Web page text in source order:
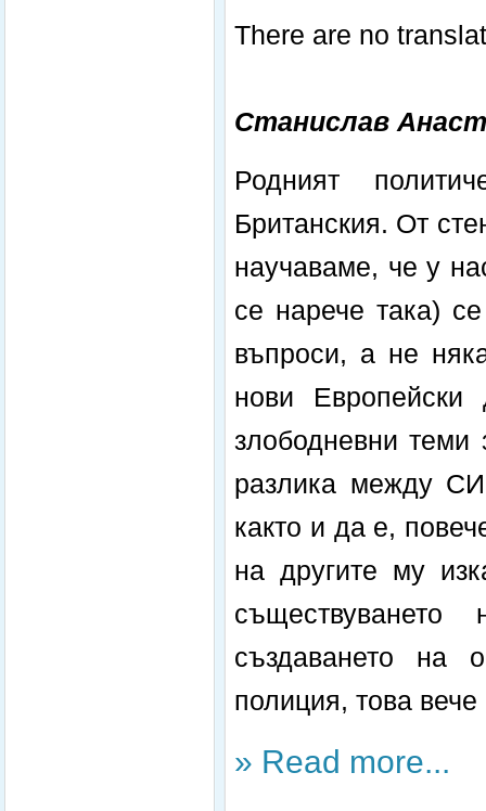
There are no
Станислав
Родният
Британския. От
научаваме, че у
се нарече така)
въпроси, а не
нови
злободневни теми
разлика между
както и да е,
на другите му
създаването на
полиция, това
» Read more...